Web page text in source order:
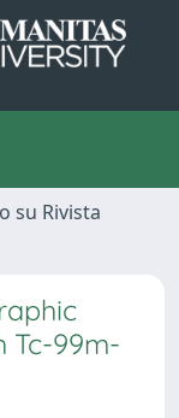
su Rivista
Tc-99m-